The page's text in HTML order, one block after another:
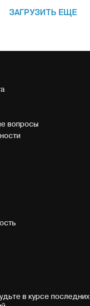
ЗАГРУЗИТЬ ЕЩЕ
вопросы
в курсе